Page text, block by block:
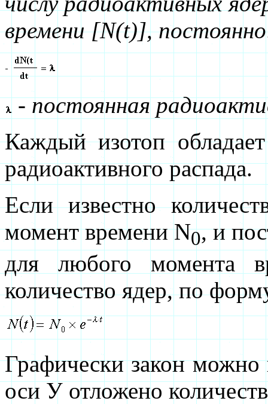
времени [N(t)],
-постоянная
Каждый изотоп
радиоактивного распада.
Если известно
момент времени N0, и
для любого момента
количество ядер, по
Графически закон можно
оси У отложено